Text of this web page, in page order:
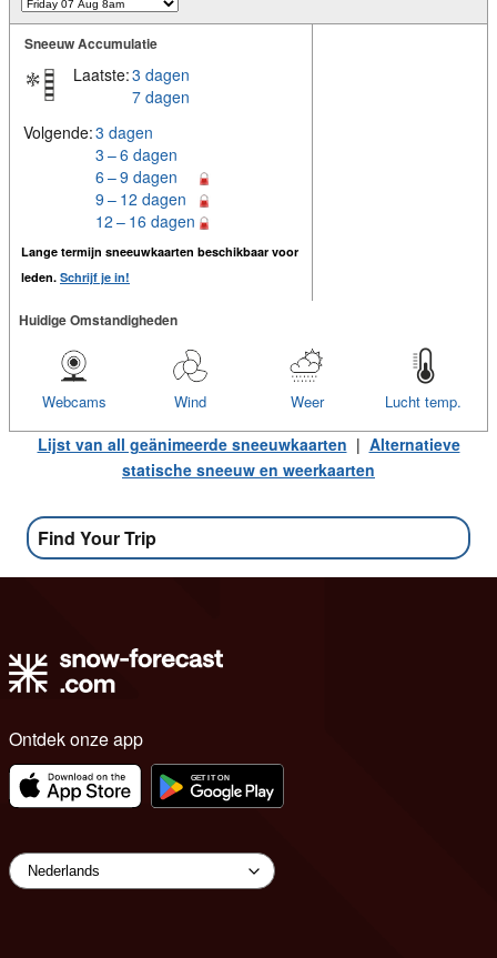
Sneeuw Accumulatie
Laatste:3 dagen
7 dagen
Volgende:3 dagen
3 – 6 dagen
6 – 9 dagen
9 – 12 dagen
12 – 16 dagen
Lange termijn sneeuwkaarten beschikbaar voor
leden. Schrijf je in!
Huidige Omstandigheden
Lucht temp.
Weer
Wind
Webcams
Lijst van all geänimeerde sneeuwkaarten | Alternatieve
statische sneeuw en weerkaarten
Find Your Trip
Ontdek onze app